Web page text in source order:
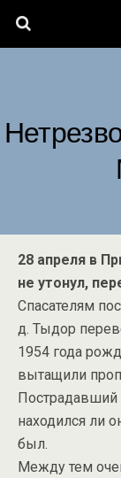
28 апреля в
не утонул,
Спасателям
д. Тыдор
1954 года
вытащили
Пострадавший
находился ли
был.
Между тем